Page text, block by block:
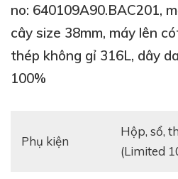
no: 640109A90.BAC201,
cây size 38mm, máy lên
thép không gỉ 316L, dây
100%
Phụ kiện
Hộp, sổ, thẻ bảo hành 2024
(Limited